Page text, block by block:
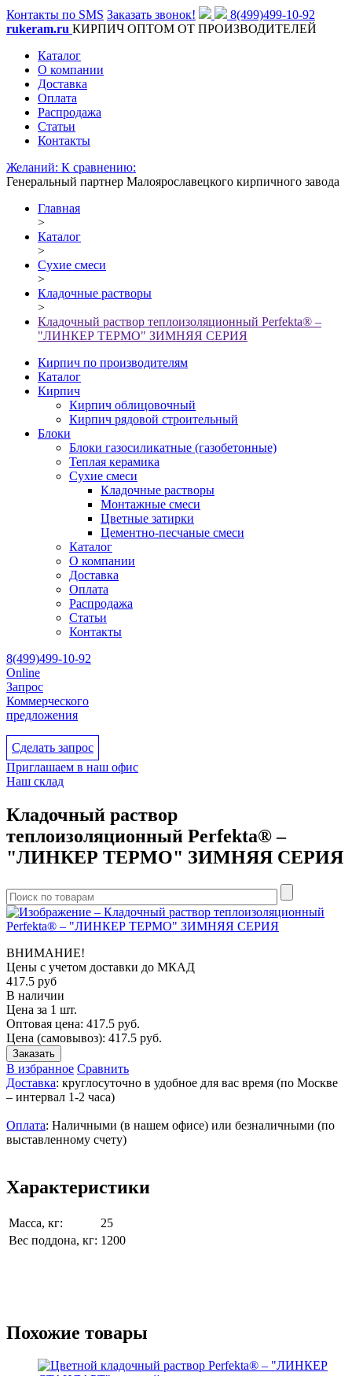
Контакты по SMS Заказать звонок!
8(499)499-10-92
rukeram.ru КИРПИЧ ОПТОМ ОТ ПРОИЗВОДИТЕЛЕЙ
Каталог
О компании
Доставка
Оплата
Распродажа
Статьи
Контакты
Желаний: К сравнению:
Генеральный партнер Малоярославецкого кирпичного завода
Главная
>
Каталог
>
Сухие смеси
>
Кладочные растворы
>
Кладочный раствор теплоизоляционный Perfekta® –
"ЛИНКЕР ТЕРМО" ЗИМНЯЯ СЕРИЯ
Кирпич по производителям
Каталог
Кирпич
Кирпич облицовочный
Кирпич рядовой строительный
Блоки
Блоки газосиликатные (газобетонные)
Теплая керамика
Сухие смеси
Кладочные растворы
Монтажные смеси
Цветные затирки
Цементно-песчаные смеси
Каталог
О компании
Доставка
Оплата
Распродажа
Статьи
Контакты
8(499)499-10-92
Online
Запрос
Коммерческого
предложения
Сделать запрос
Приглашаем в наш офис
Наш склад
Кладочный раствор
теплоизоляционный Perfekta® –
"ЛИНКЕР ТЕРМО" ЗИМНЯЯ СЕРИЯ
ВНИМАНИЕ!
Цены с учетом доcтавки до МКАД
417.5 руб
В наличии
Цена за 1 шт.
Оптовая цена: 417.5 руб.
Цена (самовывоз): 417.5 руб.
Заказать
В избранное Сравнить
Доставка: круглосуточно в удобное для вас время (по Москве
– интервал 1-2 часа)
Оплата: Наличными (в нашем офисе) или безналичными (по
выставленному счету)
Характеристики
Масса, кг:
25
Вес поддона, кг: 1200
Похожие товары